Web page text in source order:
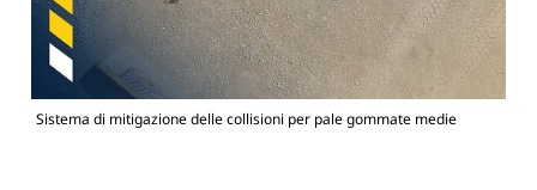
Sistema di mitigazione delle collisioni per pale gommate medie